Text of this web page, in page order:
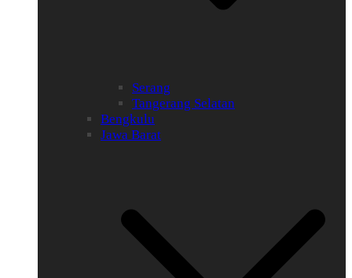
Serang
Tangerang Selatan
Bengkulu
Jawa Barat